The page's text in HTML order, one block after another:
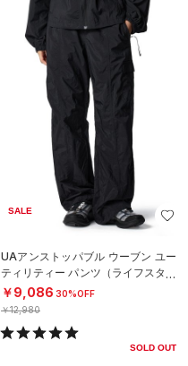
SALE
UAアンストッパブル ウーブン ユー
ティリティー パンツ（ライフスタイ
ル/WOMEN）
￥9,086 30%OFF
￥12,980
SOLD OUT